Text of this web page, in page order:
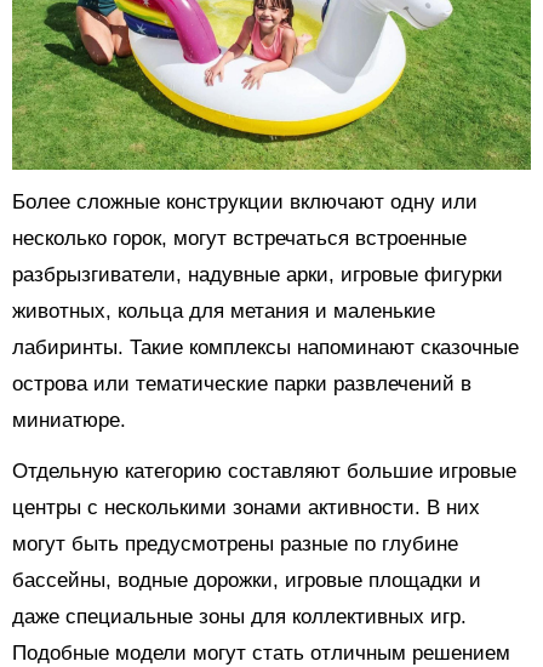
Более сложные конструкции включают одну или
несколько горок, могут встречаться встроенные
разбрызгиватели, надувные арки, игровые фигурки
животных, кольца для метания и маленькие
лабиринты. Такие комплексы напоминают сказочные
острова или тематические парки развлечений в
миниатюре.
Отдельную категорию составляют большие игровые
центры с несколькими зонами активности. В них
могут быть предусмотрены разные по глубине
бассейны, водные дорожки, игровые площадки и
даже специальные зоны для коллективных игр.
Подобные модели могут стать отличным решением